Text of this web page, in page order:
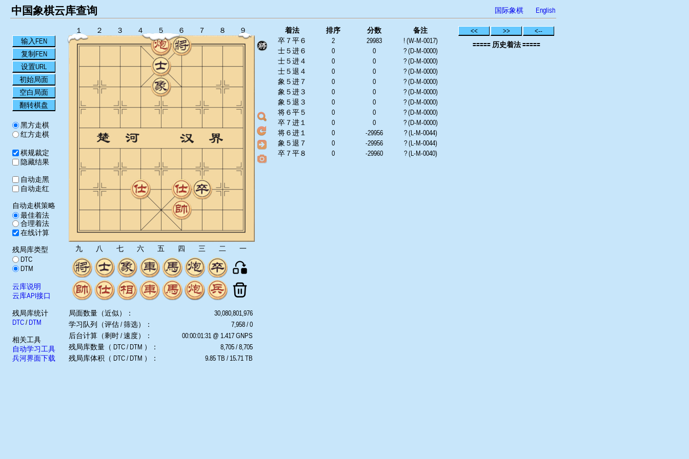
中国象棋云库查询 国际象棋 English
输入FEN
复制FEN
设置URL
初始局面
空白局面
翻转棋盘
黑方走棋
红方走棋
棋规裁定
隐藏结果
自动走黑
自动走红
自动走棋策略
最佳着法
合理着法
在线计算
残局库类型
DTC
DTM
云库说明
云库API接口
残局库统计
DTC/ DTM
相关工具
自动学习工具
兵河界面下载
１ ２ ３ ４ ５ ６ ７ ８ ９
九 八 七 六 五 四 三 二 一
局面数量（近似）：
30,080,801,976
学习队列（评估 / 筛选）：
7,958 / 0
后台计算（剩时 / 速度）：
00:00:01:31 @ 1.417 GNPS
残局库数量（ DTC / DTM ）：
8,705 / 8,705
残局库体积（ DTC / DTM ）：
9.85 TB / 15.71 TB
着法 排序 分数
备注
卒７平６
2 29983
! (W-M-0017)
士５进６
0 0
? (D-M-0000)
士５进４
0 0
? (D-M-0000)
士５退４
0 0
? (D-M-0000)
象５进７
0 0
? (D-M-0000)
象５进３
0 0
? (D-M-0000)
象５退３
0 0
? (D-M-0000)
将６平５
0 0
? (D-M-0000)
卒７进１
0 0
? (D-M-0000)
将６进１
0 -29956
? (L-M-0044)
象５退７
0 -29956
? (L-M-0044)
卒７平８
0 -29960 ? (L-M-0040)
<< >>
<--
===== 历史着法 =====